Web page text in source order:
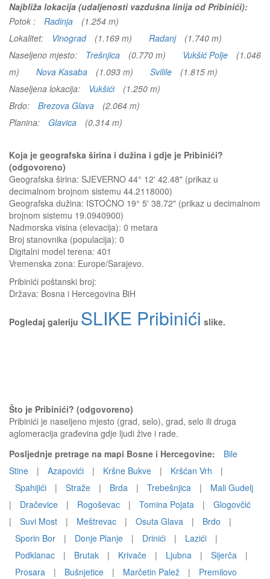
Najbliža lokacija (udaljenosti vazdušna linija od Pribinići):
Potok :
Radinja
(1.254 m)
Lokalitet:
Vinograd (1.169 m) Radanj
(1.740 m)
Naseljeno mjesto:
Trešnjica (0.770 m) Vukšić Polje
(1.046
m)
Nova Kasaba (1.093 m) Svilile
(1.815 m)
Naseljena lokacija:
Vukšići
(1.250 m)
Brdo:
Brezova Glava
(2.064 m)
Planina:
Glavica (0.314 m)
Koja je geografska širina i dužina i gdje je Pribinići?
(odgovoreno)
Geografska širina: SJEVERNO 44° 12' 42.48" (prikaz u
decimalnom brojnom sistemu 44.2118000)
Geografska dužina: ISTOČNO 19° 5' 38.72" (prikaz u decimalnom
brojnom sistemu 19.0940900)
Nadmorska visina (elevacija): 0 metara
Broj stanovnika (populacija): 0
Digitalni model terena: 401
Vremenska zona: Europe/Sarajevo.
Pribinići poštanski broj:
Država: Bosna i Hercegovina BiH
Pogledaj galeriju SLIKE Pribinići slike.
Što je Pribinići? (odgovoreno)
Pribinići je naseljeno mjesto (grad, selo), grad, selo ili druga
aglomeracija građevina gdje ljudi žive i rade.
Posljednje pretrage na mapi Bosne i Hercegovine:
Bile
Stine
| Azapovići | Kršne Bukve | Kršćan Vrh
|
Spahijići
| Straže | Brda | Trebešnjica |
Mali Gudelj
|
Dračevice | Rogoševac | Tomina Pojata |
Glogovčić
|
Suvi Most | Meštrevac | Osuta Glava | Brdo
|
Sporin Bor
| Donje Planje | Drinići | Lazići
|
Podklanac
| Brutak | Krivače | Ljubna | Sijerča
|
Prosara
| Bušnjetice | Marčetin Palež | Premilovo